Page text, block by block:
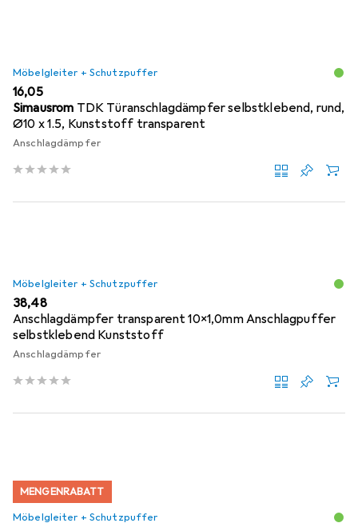
Möbelgleiter + Schutzpuffer
EUR
16,05
Simausrom TDK Türanschlagdämpfer selbstklebend, rund,
Ø10 x 1.5, Kunststoff transparent
Anschlagdämpfer
Möbelgleiter + Schutzpuffer
EUR
38,48
Anschlagdämpfer transparent 10x1,0mm Anschlagpuffer
selbstklebend Kunststoff
Anschlagdämpfer
MENGENRABATT
Möbelgleiter + Schutzpuffer